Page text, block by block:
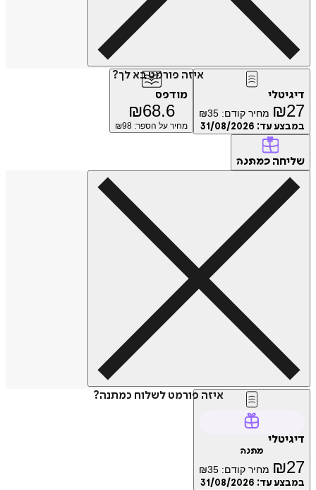
איזה פורמט בא לך?
דיגיטלי
₪27 מחיר קודם: ₪35
במבצע עד: 31/08/2026
מודפס
₪68.6
מחיר על הספר: ₪ 98
שליחה כמתנה
איזה פורמט לשלוח כמתנה?
דיגיטלי
מתנה
₪27 מחיר קודם: ₪35
במבצע עד: 31/08/2026